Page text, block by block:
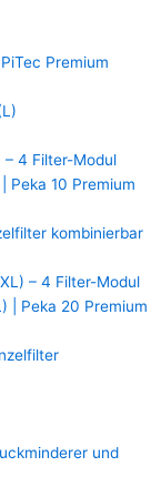
Premium
– 4 Filter-Modul
Peka 10 Premium
kombinierbar
– 4 Filter-Modul
| Peka 20 Premium
und